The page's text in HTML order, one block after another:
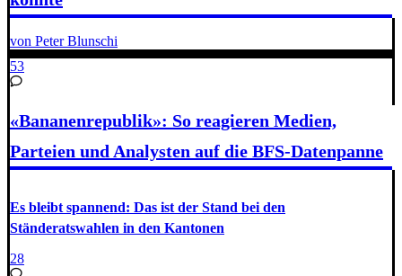
von Peter Blunschi
53
«Bananenrepublik»: So reagieren Medien,
Parteien und Analysten auf die BFS-Datenpanne
Es bleibt spannend: Das ist der Stand bei den
Ständeratswahlen in den Kantonen
28